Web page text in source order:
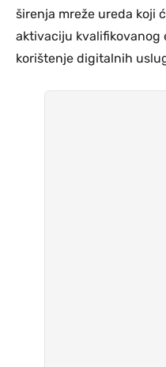
širenja mreže ureda koji
aktivaciju kvalifikovanog
korištenje digitalnih